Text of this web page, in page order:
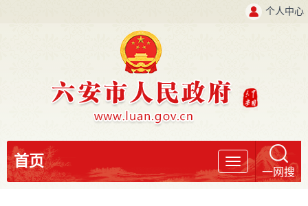
个人中心
导
航
首页
一网搜